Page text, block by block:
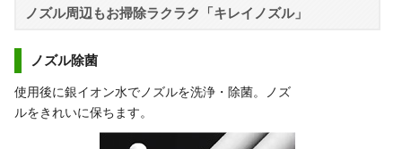
ノズル周辺もお掃除ラクラク「キレイノズル」
ノズル除菌
使用後に銀イオン水でノズルを洗浄・除菌。ノズ
ルをきれいに保ちます。